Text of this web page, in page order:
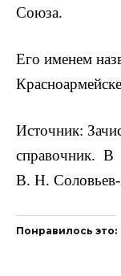
Союза.
Его именем
Источник:
справочник.
В. Н.
Понравилось это: